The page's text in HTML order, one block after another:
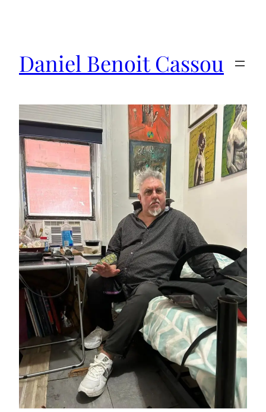
Daniel Benoit Cassou